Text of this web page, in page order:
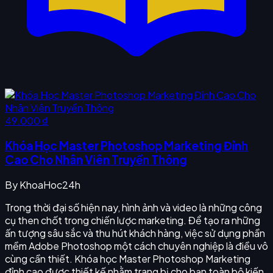
49.000 ₫
Khóa Học Master Photoshop Marketing Đỉnh
Cao Cho Nhân Viên Truyền Thông
ByKhoaHoc24h
Trong thời đại số hiện nay, hình ảnh và video là những công
cụ then chốt trong chiến lược marketing. Để tạo ra những
ấn tượng sâu sắc và thu hút khách hàng, việc sử dụng phần
mềm Adobe Photoshop một cách chuyên nghiệp là điều vô
cùng cần thiết. Khóa học Master Photoshop Marketing